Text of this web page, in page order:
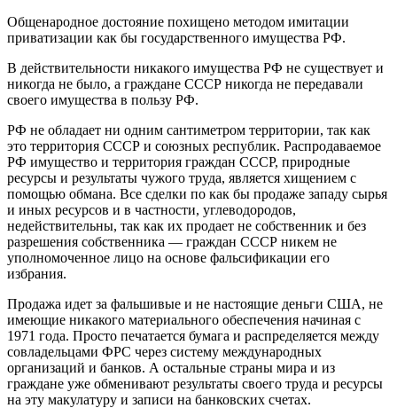
Общенародное достояние похищено методом имитации
приватизации как бы государственного имущества РФ.
В действительности никакого имущества РФ не существует и
никогда не было, а граждане СССР никогда не передавали
своего имущества в пользу РФ.
РФ не обладает ни одним сантиметром территории, так как
это территория СССР и союзных республик. Распродаваемое
РФ имущество и территория граждан СССР, природные
ресурсы и результаты чужого труда, является хищением с
помощью обмана. Все сделки по как бы продаже западу сырья
и иных ресурсов и в частности, углеводородов,
недействительны, так как их продает не собственник и без
разрешения собственника — граждан СССР никем не
уполномоченное лицо на основе фальсификации его
избрания.
Продажа идет за фальшивые и не настоящие деньги США, не
имеющие никакого материального обеспечения начиная с
1971 года. Просто печатается бумага и распределяется между
совладельцами ФРС через систему международных
организаций и банков. А остальные страны мира и из
граждане уже обменивают результаты своего труда и ресурсы
на эту макулатуру и записи на банковских счетах.